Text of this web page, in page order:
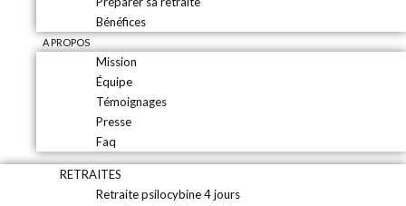
Bénéfices
A PROPOS
Mission
Équipe
Témoignages
Presse
Faq
RETRAITES
Retraite psilocybine 4 jours